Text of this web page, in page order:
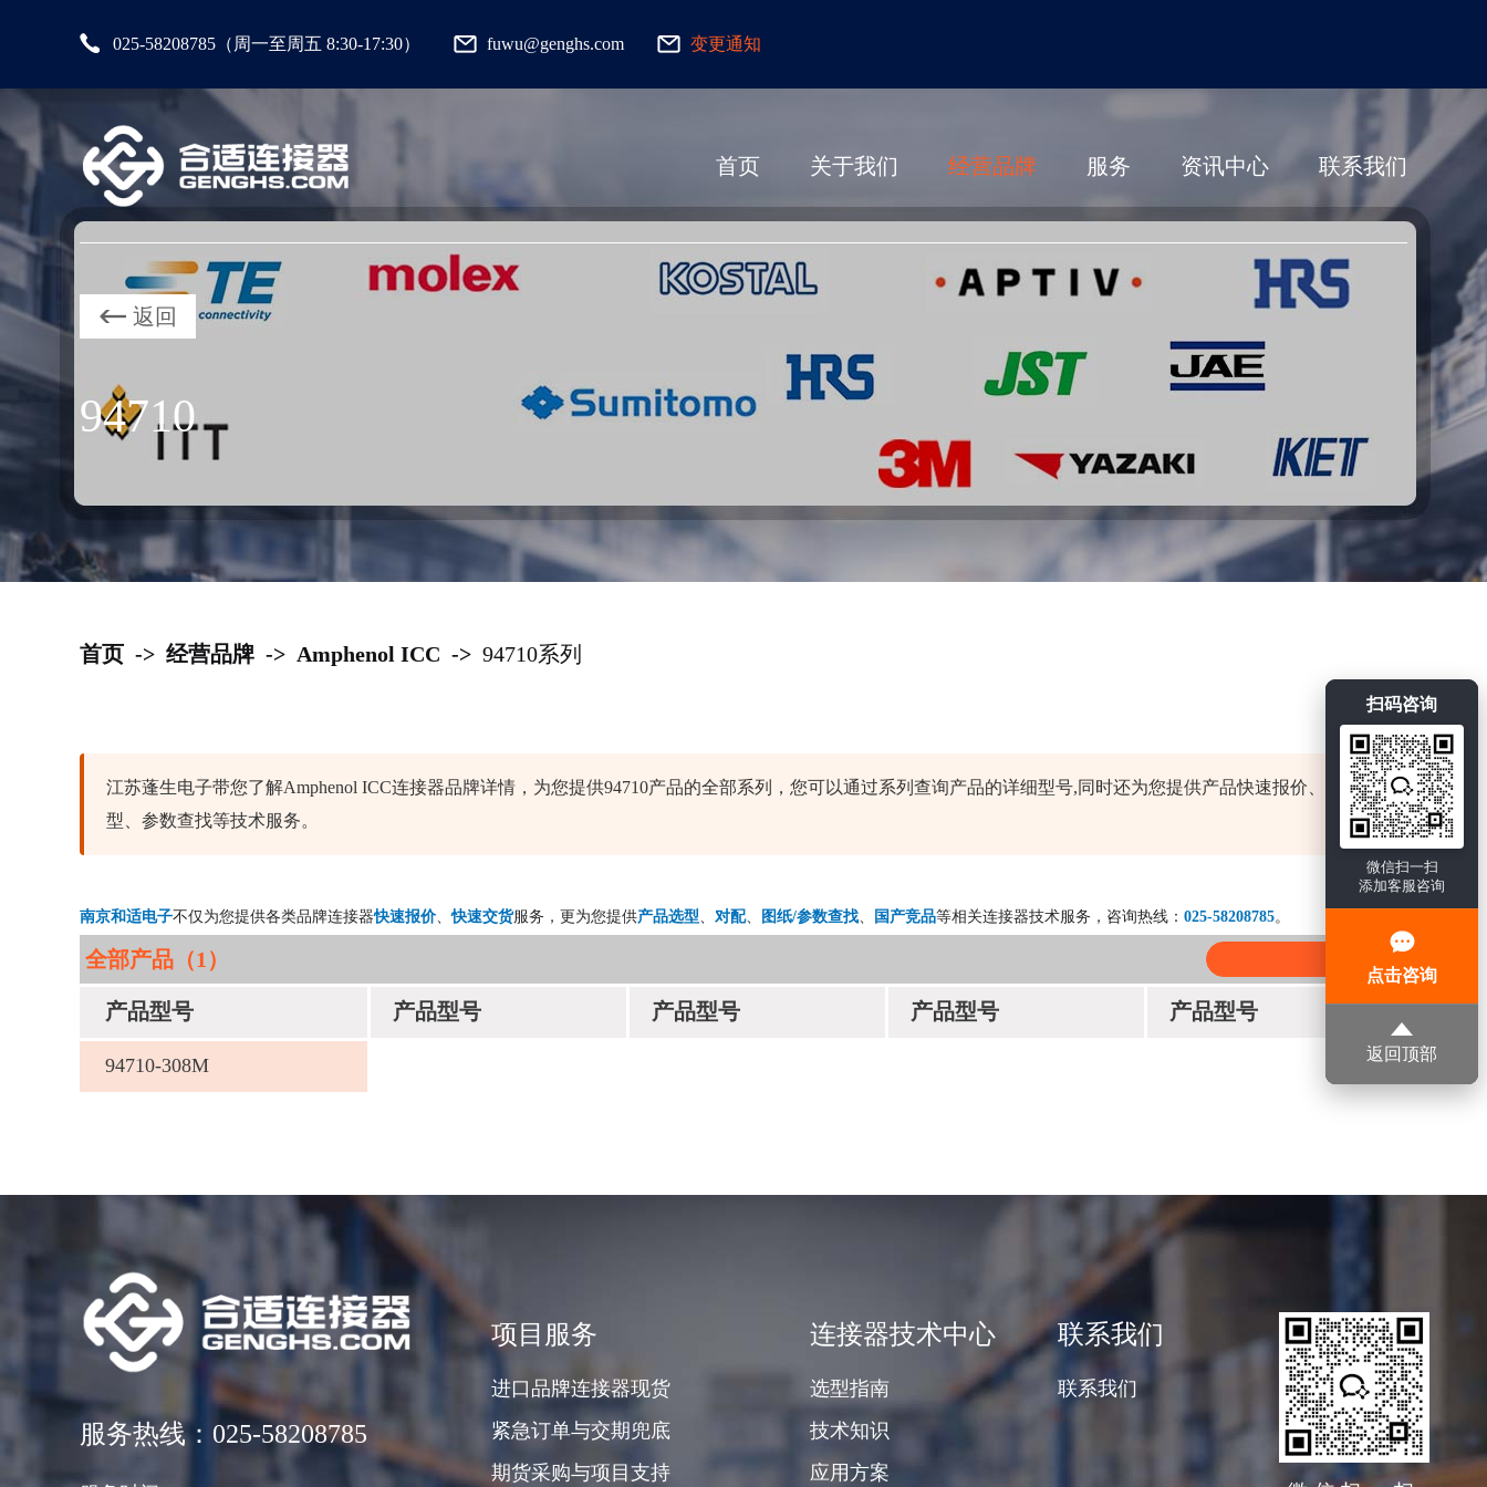
扫码咨询
微信扫一扫
添加客服咨询
点击咨询
返回顶部
025-58208785（周一至周五 8:30-17:30） fuwu@genghs.com 变更通知
首页 关于我们 经营品牌 服务 资讯中心 联系我们
返回
94710
首页 -> 经营品牌 -> Amphenol ICC -> 94710系列
江苏蓬生电子带您了解Amphenol ICC连接器品牌详情，为您提供94710产品的全部系列，您可以通过系列查询产品的详细型号,同时还为您提供产品快速报价、产品选
型、参数查找等技术服务。
南京和适电子不仅为您提供各类品牌连接器快速报价、快速交货服务，更为您提供产品选型、 对配、 图纸/参数查找、 国产竞品等相关连接器技术服务，咨询热线： 025-58208785。
全部产品（1）
产品型号 产品型号 产品型号 产品型号 产品型号
94710-308M
服务热线：025-58208785
项目服务
进口品牌连接器现货
紧急订单与交期兜底
期货采购与项目支持
连接器技术中心
选型指南
技术知识
应用方案
联系我们
联系我们